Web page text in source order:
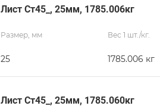
Лист Ст45_, 25мм, 1785.006кг
Размер, мм
25
Вес 1 шт./кг.
1785.006 кг
Лист Ст45_, 25мм, 1785.060кг